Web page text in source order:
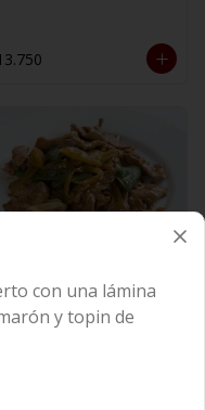
Cerdo Mongoliano
con una lámina
y topin de